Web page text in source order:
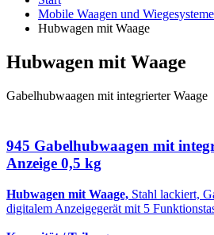
Mobile Waagen und Wiegesysteme
Hubwagen mit Waage
Hubwagen mit Waage
Gabelhubwaagen mit integrierter Waage
945 Gabelhubwaagen mit
Anzeige 0,5 kg
Hubwagen mit Waage, Stahl lackiert,
digitalem Anzeigegerät mit 5